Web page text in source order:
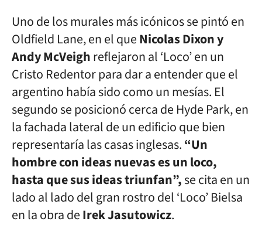
Uno de los murales más icónicos se pintó en
Oldfield Lane, en el queNicolas Dixon y
Andy McVeighreflejaron al ‘Loco’ en un
Cristo Redentor para dar a entender que el
argentino había sido como un mesías. El
segundo se posicionó cerca de Hyde Park, en
la fachada lateral de un edificio que bien
representaría las casas inglesas.“Un
hombre con ideas nuevas es un loco,
hasta que sus ideas triunfan”,se cita en un
lado al lado del gran rostro del ‘Loco’ Bielsa
en la obra deIrek Jasutowicz.